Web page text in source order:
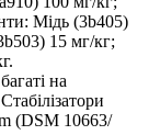
Мідь (3b405)
15 мг/кг;
на
(DSM 10663/